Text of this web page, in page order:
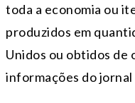
toda a economia ou
produzidos em
Unidos ou obtidos de
informações do jornal